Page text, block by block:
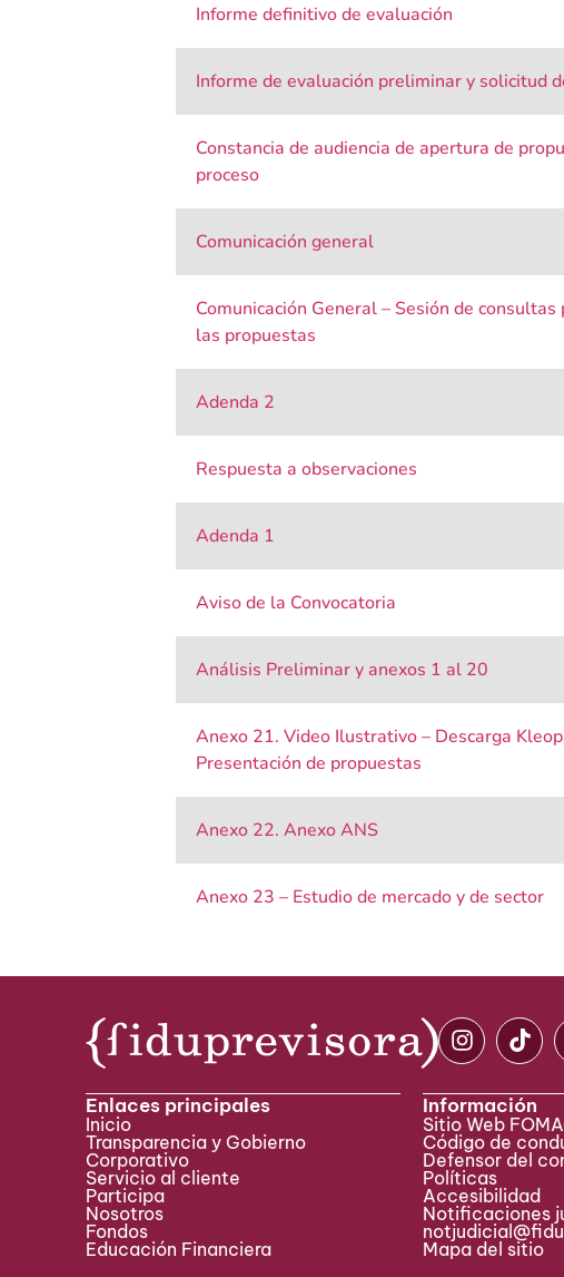
Informe definitivo de evaluación
Informe de evaluación preliminar y solicitud
Constancia de audiencia de apertura de
proceso
Comunicación general
Comunicación General – Sesión de
las propuestas
Adenda 2
Respuesta a observaciones
Adenda 1
Aviso de la Convocatoria
Análisis Preliminar y anexos 1 al 20
Anexo 21. Video Ilustrativo – Descarga
Presentación de propuestas
Anexo 22. Anexo ANS
Anexo 23 – Estudio de mercado y de sector
Enlaces principales
Inicio
Transparencia y Gobierno
Corporativo
Servicio al cliente
Participa ​
Nosotros
Fondos
Educación Financiera
Información
Sitio Web
Código de
Defensor del
Políticas
Accesibilidad
Notificaciones
Mapa del sitio